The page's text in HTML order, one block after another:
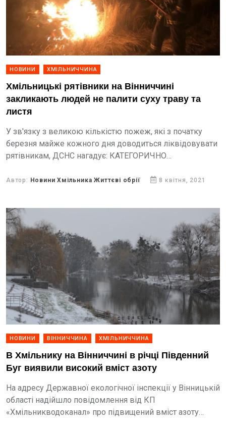
НОВИНИ ХМІЛЬНИЧЧИНА
Хмільницькі рятівники на Вінниччині
закликають людей не палити суху траву та
листя
У зв'язку з великою кількістю пожеж, які з початку
березня майже кожного дня доводиться ліквідовувати
рятівникам, ДСНС нагадує: КАТЕГОРИЧНО
Автор: Новини Хмільника Життєві обрії 8 квітня, 2021
НОВИНИ ВІННИЧЧИНА ХМІЛЬНИЧЧИНА
В Хмільнику на Вінниччині в річці Південний
Буг виявили високий вміст азоту
На адресу Державної екологічної інспекції у Вінницькій
області надійшло повідомлення від КП
«Хмільникводоканал» про підвищений вміст азоту